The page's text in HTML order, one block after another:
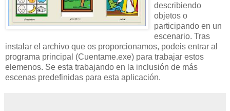
describiendo
objetos o
participando en un
escenario. Tras
instalar el archivo que os proporcionamos, podeis entrar al
programa principal (Cuentame.exe) para trabajar estos
elemenos. Se esta trabajando en la inclusión de más
escenas predefinidas para esta aplicación.